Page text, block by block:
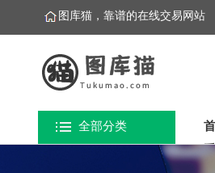
图库猫，靠谱的在线交易网站
全部分类